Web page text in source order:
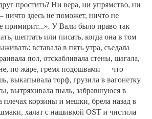
простить? Ни вера, ни упрямство, ни
ничто здесь не поможет, ничто не
примирит...». У Вали было право так
шептать или писать, когда она в том
вставала в пять утра, съедала
пол, отскабливала стены, шагала,
по жаре, гремя подошвами — что
выкапывала торф, грузила в вагонетку
вытряхивала пыль, забравшуюся в
плечах корзины и мешки, брела назад в
халат с нашивкой OST и чистила